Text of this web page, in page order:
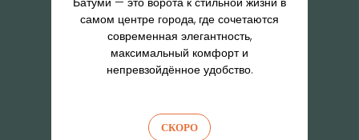
Проект, где спокойствие природы
сочетается с восстанавливающей
роскошью. Почувствуйте гармонию,
расслабление и оздоровление в
окружении захватывающих горных